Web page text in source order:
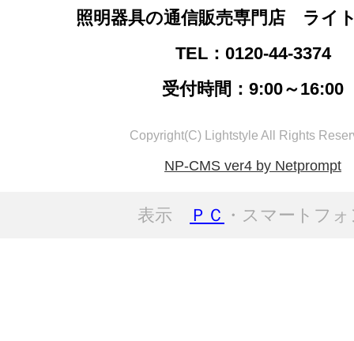
照明器具の通信販売専門店 ライ
TEL：0120-44-3374
受付時間：9:00～16:00
Copyright(C) Lightstyle All Rights
NP-CMS ver4 by Netprompt
表示 ＰＣ ・スマートフ